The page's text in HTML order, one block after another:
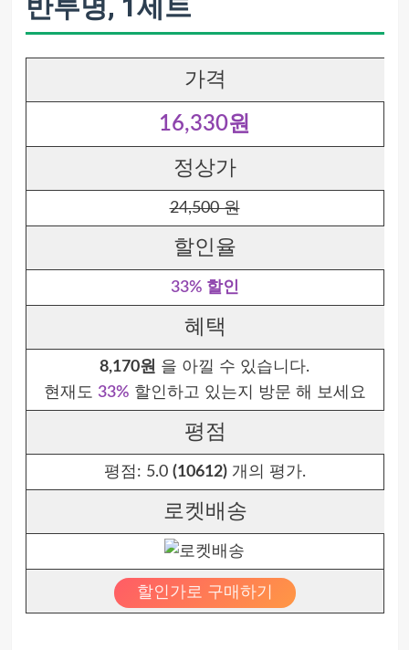
반투명, 1세트
가격
16,330원
정상가
24,500 원
할인율
33% 할인
혜택
8,170원 을 아낄 수 있습니다.
현재도 33% 할인하고 있는지 방문 해 보세요
평점
평점: 5.0 (10612)개의 평가.
로켓배송
할인가로 구매하기